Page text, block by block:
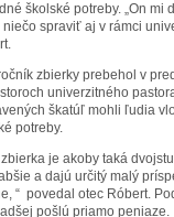
školské potreby. „On mi
spraviť aj v rámci
zbierky prebehol v
univerzitného
škatúľ mohli ľudia
potreby.
zbierka je akoby taká
a dajú určitý malý
“ povedal otec Róbert.
pošlú priamo peniaze.